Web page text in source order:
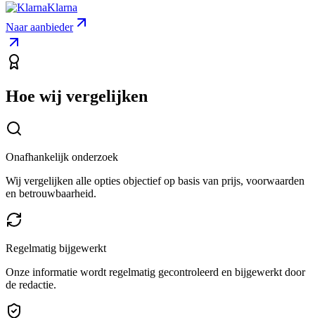
Klarna
Naar aanbieder
Hoe wij vergelijken
Onafhankelijk onderzoek
Wij vergelijken alle opties objectief op basis van prijs, voorwaarden
en betrouwbaarheid.
Regelmatig bijgewerkt
Onze informatie wordt regelmatig gecontroleerd en bijgewerkt door
de redactie.